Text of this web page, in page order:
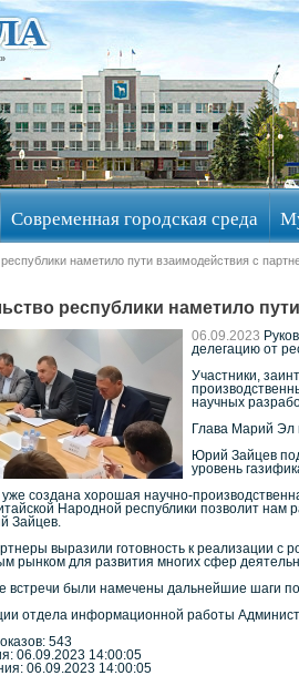
Современная городская среда
наметило пути взаимодействия с
республики наметило
06.09.2023
делегацию от
Участники,
научных
Глава Марий Эл
Юрий Зайцев
уровень
создана хорошая научно-
Народной республики позволит нам
Зайцев.
выразили готовность к реализации
рынком для развития многих сфер
встречи были намечены дальнейшие шаги по
отдела информационной работы
543
06.09.2023 14:00:05
06.09.2023 14:00:05